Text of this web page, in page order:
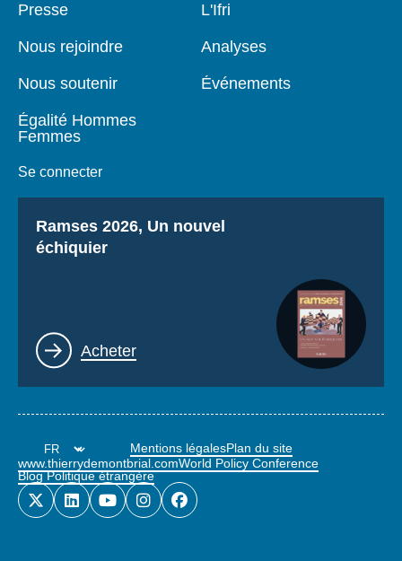
Pied
Presse
Nous rejoindre
Nous soutenir
Égalité Hommes
Femmes
Se connecter
Navigation
L'Ifri
Analyses
Événements
Titre
Ramses 2026, Un nouvel
échiquier
Lien
Acheter
Mentions légalesPlan du site
www.thierrydemontbrial.comWorld Policy Conference
Blog Politique étrangère